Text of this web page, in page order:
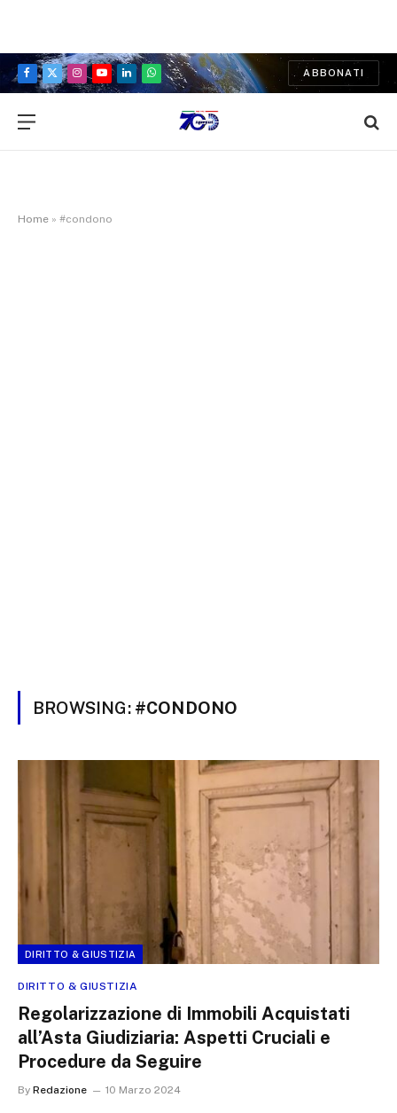
Facebook
X
Instagram
YouTubeLinkedInWhatsApp
ABBONATI
Home » #condono
BROWSING: #CONDONO
DIRITTO & GIUSTIZIA
DIRITTO & GIUSTIZIA
Regolarizzazione di Immobili Acquistati
all’Asta Giudiziaria: Aspetti Cruciali e
Procedure da Seguire
By Redazione 10 Marzo 2024